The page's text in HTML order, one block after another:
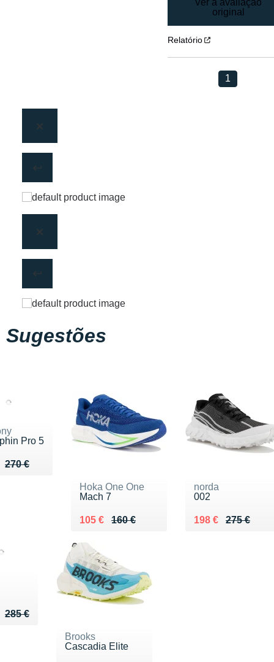
original
Relatório
1
Sugestões
Pro 5
270 €
de 270 €
187 €
Hoka One One
Mach 7
160 €
Au lieu de 160 €
105 €
Vendu 105 €
norda
002
275 €
Au lieu de 275 €
198 €
Vendu 198 €
285 €
de 285 €
238 €
Brooks
Cascadia Elite